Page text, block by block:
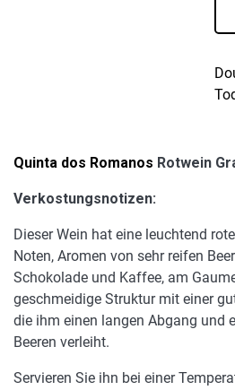
Quinta dos Romanos Rotwein
Verkostungsnotizen:
Dieser Wein hat eine leuchtend
Noten, Aromen von sehr reifen
Schokolade und Kaffee, am
geschmeidige Struktur mit einer
die ihm einen langen Abgang und
Beeren verleiht.
Servieren Sie ihn bei einer